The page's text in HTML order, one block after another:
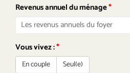
Revenus annuel du ménage*
Vous vivez :*
En couple Seul(e)